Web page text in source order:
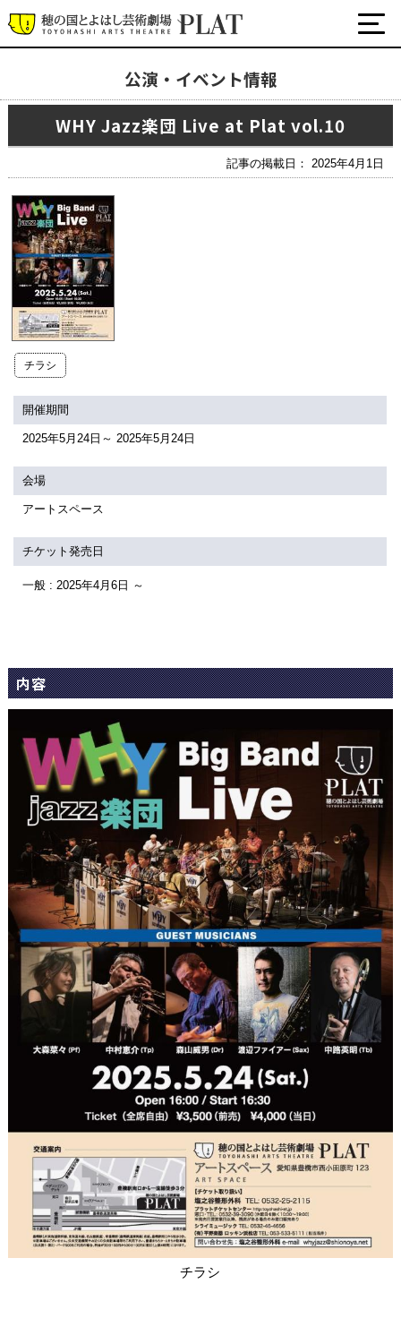
公式SNS
サービス
座席表
プラットニュース 出版物・映像
サイトマップ トップに戻る
公演・イベント情報
WHY Jazz楽団 Live at Plat vol.10
記事の掲載日： 2025年4月1日
チラシ
開催期間
2025年5月24日～ 2025年5月24日
会場
アートスペース
チケット発売日
一般 : 2025年4月6日 ～
内容
チラシ
最新の公演・イベント情報
演劇・ダンス・音楽など
イベント
プラットについて
チケット・座席表・鑑賞サポートなど
施設の利用について
サポート
関連団体・施設